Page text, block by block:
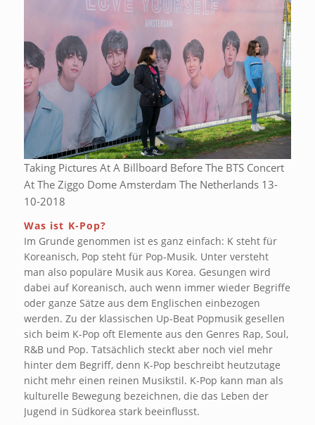
Taking Pictures At A Billboard Before The BTS Concert
At The Ziggo Dome Amsterdam The Netherlands 13-
10-2018
Was ist K-Pop?
Im Grunde genommen ist es ganz einfach: K steht für
Koreanisch, Pop steht für Pop-Musik. Unter versteht
man also populäre Musik aus Korea. Gesungen wird
dabei auf Koreanisch, auch wenn immer wieder Begriffe
oder ganze Sätze aus dem Englischen einbezogen
werden. Zu der klassischen Up-Beat Popmusik gesellen
sich beim K-Pop oft Elemente aus den Genres Rap, Soul,
R&B und Pop. Tatsächlich steckt aber noch viel mehr
hinter dem Begriff, denn K-Pop beschreibt heutzutage
nicht mehr einen reinen Musikstil. K-Pop kann man als
kulturelle Bewegung bezeichnen, die das Leben der
Jugend in Südkorea stark beeinflusst.